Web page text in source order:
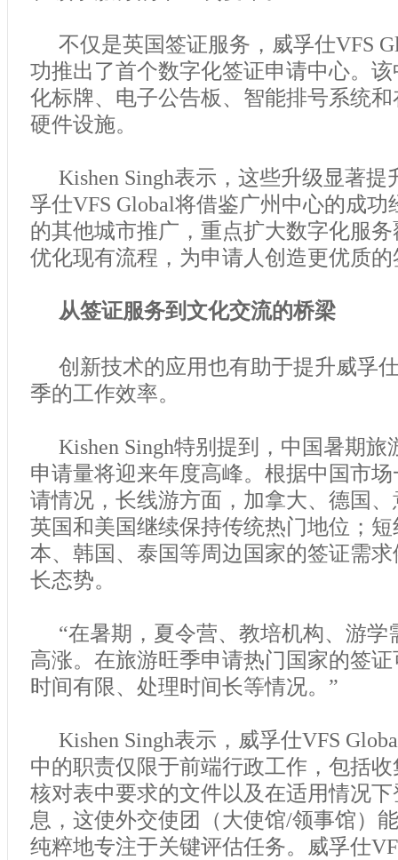
不仅是英国签证服务，威孚仕VFS
功推出了首个数字化签证申请中心。
化标牌、电子公告板、智能排号系统
硬件设施。
Kishen Singh表示，这些升级显著
孚仕VFS Global将借鉴广州中心的成功
的其他城市推广，重点扩大数字化服
优化现有流程，为申请人创造更优质
从签证服务到文化交流的桥梁
创新技术的应用也有助于提升威孚
季的工作效率。
Kishen Singh特别提到，中国暑期
申请量将迎来年度高峰。根据中国市
请情况，长线游方面，加拿大、德国
英国和美国继续保持传统热门地位；
本、韩国、泰国等周边国家的签证需
长态势。
“在暑期，夏令营、教培机构、游学
高涨。在旅游旺季申请热门国家的签
时间有限、处理时间长等情况。”
Kishen Singh表示，威孚仕VFS
中的职责仅限于前端行政工作，包括
核对表中要求的文件以及在适用情况
息，这使外交使团（大使馆/领事馆）
纯粹地专注于关键评估任务。威孚仕